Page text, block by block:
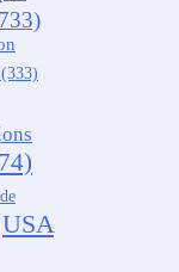
(333)
USA